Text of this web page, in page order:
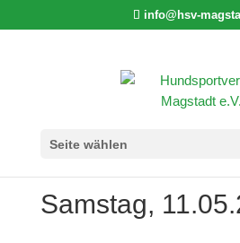
info@hsv-
Seite wählen
Frühjahrprüfung
Samstag,